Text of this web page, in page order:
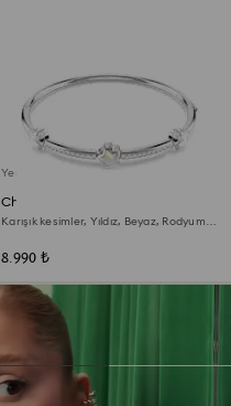
Yeni
Chroma Bileklik
Karışık kesimler, Yıldız, Beyaz, Rodyum
8.990 ₺